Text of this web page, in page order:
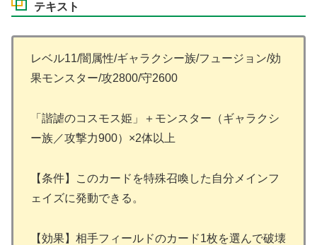
テキスト
レベル11/闇属性/ギャラクシー族/フュージョン/効
果モンスター/攻2800/守2600
「諧謔のコスモス姫」＋モンスター（ギャラクシ
ー族／攻撃力900）×2体以上
【条件】このカードを特殊召喚した自分メインフ
ェイズに発動できる。
【効果】相手フィールドのカード1枚を選んで破壊